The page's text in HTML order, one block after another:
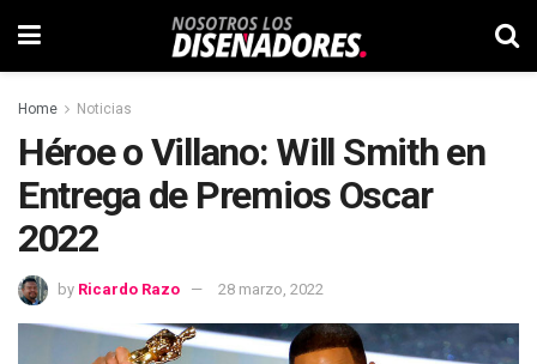
Home Noticias
Héroe o Villano: Will Smith en
Entrega de Premios Oscar
2022
by Ricardo Razo 28 marzo, 2022